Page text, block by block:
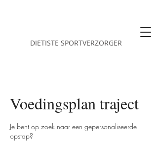
DIETISTE SPORTVERZORGER
Voedingsplan traject
Je bent op zoek naar een gepersonaliseerde
opstap?